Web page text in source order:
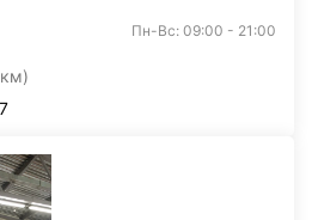
Пн-Вс: 09:00 - 21:00